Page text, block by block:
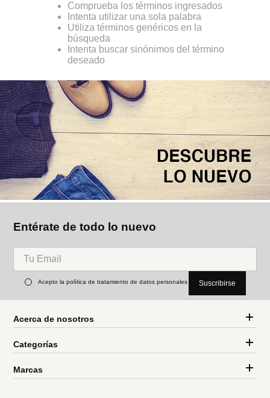
Comprueba los términos ingresados
Intenta utilizar una sola palabra
Utiliza términos genéricos en la
búsqueda
Intenta buscar sinónimos del término
deseado
Entérate de todo lo nuevo
Acepto la política de tratamiento de datos personales Suscribirse
Acerca de nosotros
Categorías
Marcas